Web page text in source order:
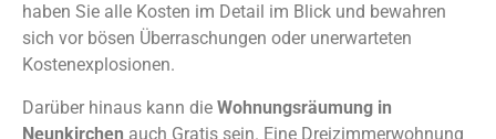
haben Sie alle Kosten im Detail im Blick und bewahren
sich vor bösen Überraschungen oder unerwarteten
Kostenexplosionen.
Darüber hinaus kann die Wohnungsräumung in
Neunkirchen auch Gratis sein. Eine Dreizimmerwohnung